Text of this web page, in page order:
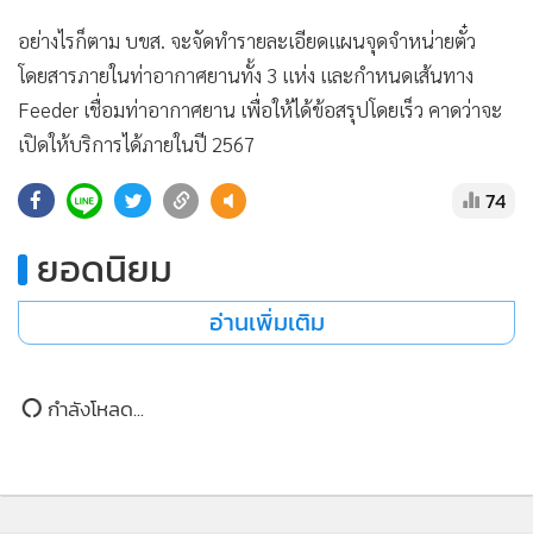
อย่างไรก็ตาม บขส. จะจัดทำรายละเอียดแผนจุดจำหน่ายตั๋ว
โดยสารภายในท่าอากาศยานทั้ง 3 แห่ง และกำหนดเส้นทาง
Feeder เชื่อมท่าอากาศยาน เพื่อให้ได้ข้อสรุปโดยเร็ว คาดว่าจะ
เปิดให้บริการได้ภายในปี 2567
ยอดนิยม
อ่านเพิ่มเติม